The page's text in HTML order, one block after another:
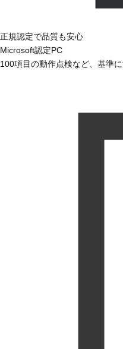
正規認定で品質も安心
Microsoft認定PC
100項目の動作点検など、基準